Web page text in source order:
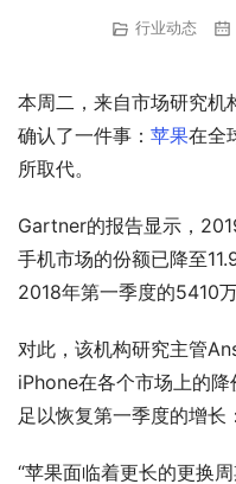
行业动态
本周二，来自市场研究
确认了一件事： 苹果在全
所取代。
Gartner的报告显示，
手机市场的份额已降至
2018年第一季度的5410
对此，该机构研究主管
iPhone在各个市场上的
足以恢复第一季度的增长：
“苹果面临着更长的更换